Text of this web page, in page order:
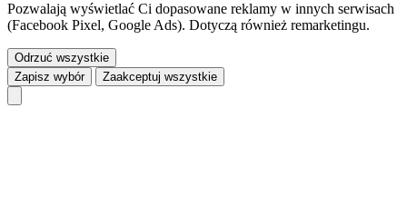
Pozwalają wyświetlać Ci dopasowane reklamy w innych serwisach
(Facebook Pixel, Google Ads). Dotyczą również remarketingu.
Odrzuć wszystkie
Zapisz wybór
Zaakceptuj wszystkie